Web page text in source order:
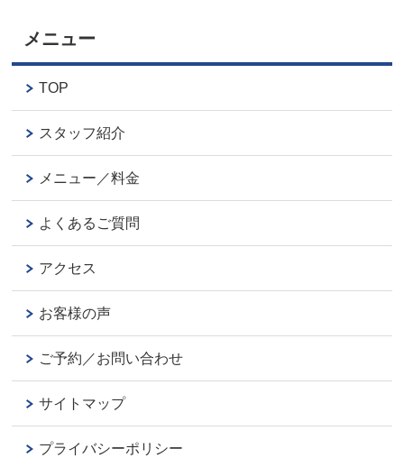
メニュー
TOP
スタッフ紹介
メニュー／料金
よくあるご質問
アクセス
お客様の声
ご予約／お問い合わせ
サイトマップ
プライバシーポリシー